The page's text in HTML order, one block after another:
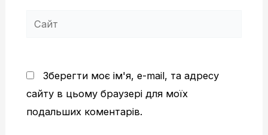
Сайт
Зберегти моє ім'я, e-mail, та адресу
сайту в цьому браузері для моїх
подальших коментарів.